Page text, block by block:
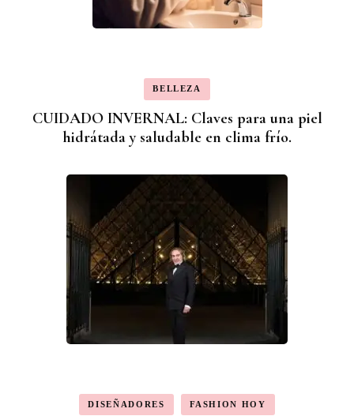
BELLEZA
CUIDADO INVERNAL: Claves para una piel
hidrátada y saludable en clima frío.
DISEÑADORES FASHION HOY